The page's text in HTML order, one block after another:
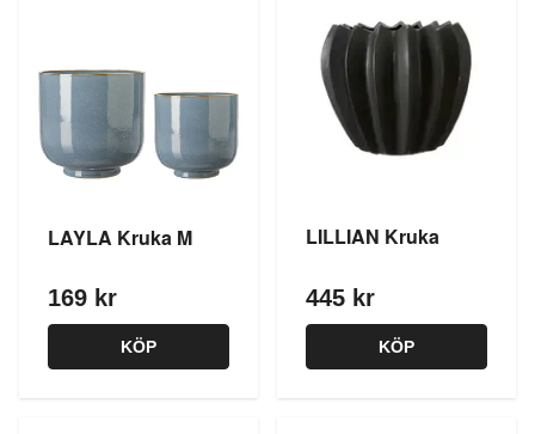
LAYLA Kruka M
169 kr
KÖP
LILLIAN Kruka
445 kr
KÖP